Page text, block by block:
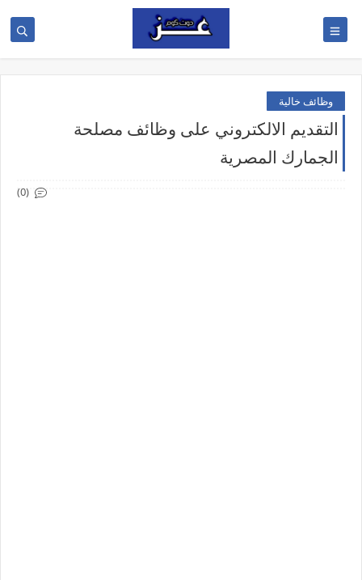
وظائف خالية
التقديم الالكتروني على وظائف مصلحة
الجمارك المصرية
(0)